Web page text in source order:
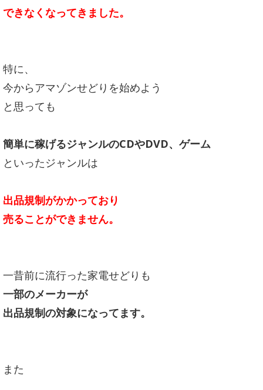
できなくなってきました。
特に、
今からアマゾンせどりを始めよう
と思っても
簡単に稼げるジャンルのCDやDVD、ゲーム
といったジャンルは
出品規制がかかっており
売ることができません。
一昔前に流行った家電せどりも
一部のメーカーが
出品規制の対象になってます。
また